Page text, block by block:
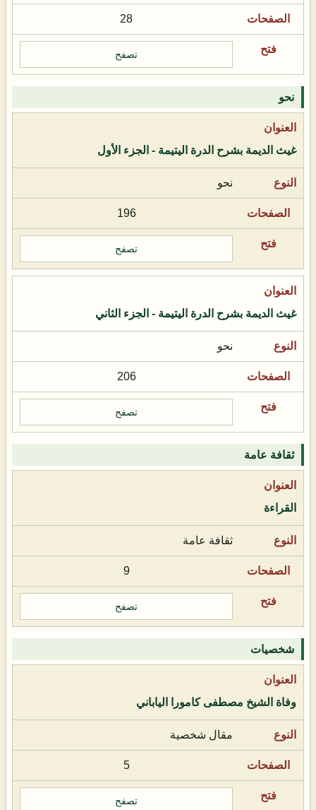
28
تصفح
نحو
غيث الديمة بشرح الدرة اليتيمة - الجزء الأول
نحو
196
تصفح
غيث الديمة بشرح الدرة اليتيمة - الجزء الثاني
نحو
206
تصفح
ثقافة عامة
القراءة
ثقافة عامة
9
تصفح
شخصيات
وفاة الشيخ مصطفى كامورا الياباني
مقال شخصية
5
تصفح